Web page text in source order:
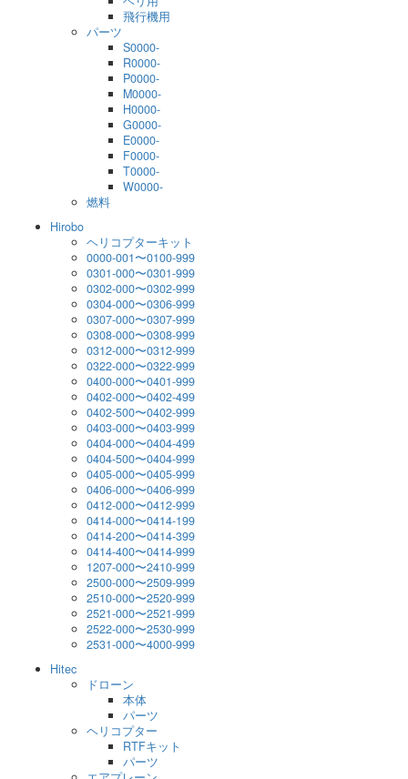
飛行機用
パーツ
S0000-
R0000-
P0000-
M0000-
H0000-
G0000-
E0000-
F0000-
T0000-
W0000-
燃料
Hirobo
ヘリコプターキット
0000-001〜0100-999
0301-000〜0301-999
0302-000〜0302-999
0304-000〜0306-999
0307-000〜0307-999
0308-000〜0308-999
0312-000〜0312-999
0322-000〜0322-999
0400-000〜0401-999
0402-000〜0402-499
0402-500〜0402-999
0403-000〜0403-999
0404-000〜0404-499
0404-500〜0404-999
0405-000〜0405-999
0406-000〜0406-999
0412-000〜0412-999
0414-000〜0414-199
0414-200〜0414-399
0414-400〜0414-999
1207-000〜2410-999
2500-000〜2509-999
2510-000〜2520-999
2521-000〜2521-999
2522-000〜2530-999
2531-000〜4000-999
Hitec
ドローン
本体
パーツ
ヘリコプター
RTFキット
パーツ